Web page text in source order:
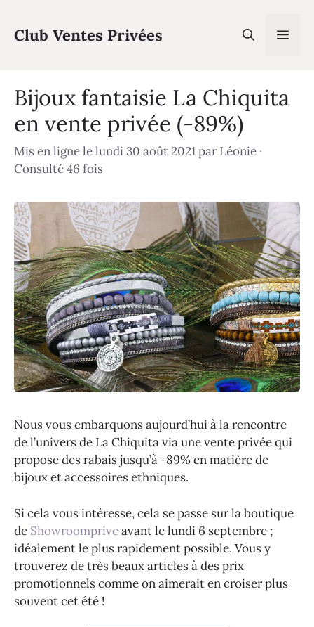
contenu
Club Ventes Privées
Bijoux fantaisie La Chiquita
en vente privée (-89%)
Mis en ligne le lundi 30 août 2021parLéonie ·
Consulté 46 fois
Nous vous embarquons aujourd’hui à la rencontre
de l’univers de La Chiquita via une vente privée qui
propose des rabais jusqu’à -89% en matière de
bijoux et accessoires ethniques.
Si cela vous intéresse, cela se passe sur la boutique
de Showroompriveavant le lundi 6 septembre ;
idéalement le plus rapidement possible. Vous y
trouverez de très beaux articles à des prix
promotionnels comme on aimerait en croiser plus
souvent cet été !